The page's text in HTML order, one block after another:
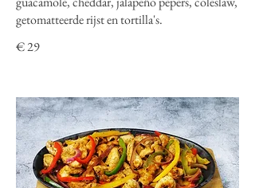
getomatteerde rijst en tortilla's.
€ 29